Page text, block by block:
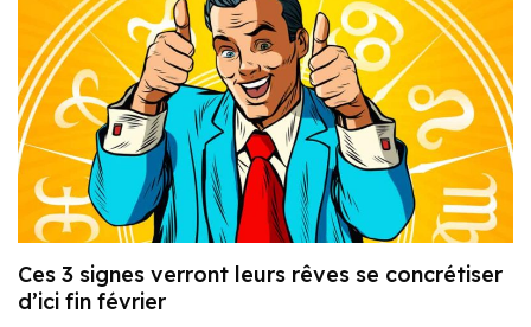
Ces 3 signes verront leurs rêves se concrétiser
d’ici fin février